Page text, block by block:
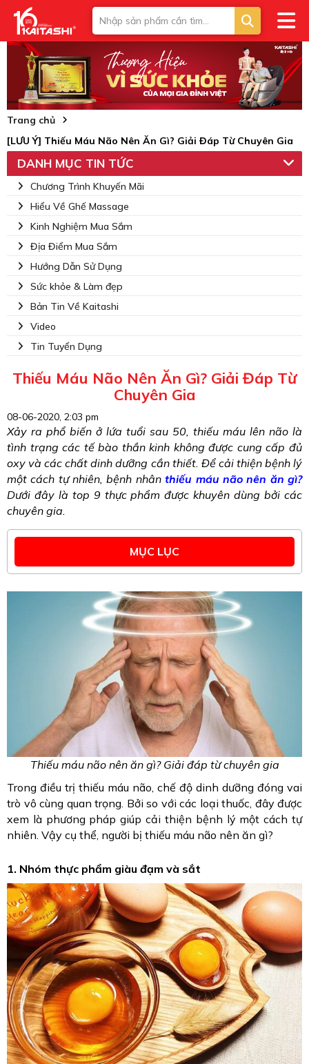
Trang chủ
[LƯU Ý] Thiếu Máu Não Nên Ăn Gì? Giải Đáp Từ Chuyên Gia
DANH MỤC TIN TỨC
Chương Trình Khuyến Mãi
Hiểu Về Ghế Massage
Kinh Nghiệm Mua Sắm
Địa Điểm Mua Sắm
Hướng Dẫn Sử Dụng
Sức khỏe & Làm đẹp
Bản Tin Về Kaitashi
Video
Tin Tuyển Dụng
Thiếu Máu Não Nên Ăn Gì? Giải Đáp Từ
Chuyên Gia
08-06-2020, 2:03 pm
Xảy ra phổ biến ở lứa tuổi sau 50, thiếu máu lên não là
tình trạng các tế bào thần kinh không được cung cấp đủ
oxy và các chất dinh dưỡng cần thiết. Để cải thiện bệnh lý
một cách tự nhiên, bệnh nhân thiếu máu não nên ăn gì?
Dưới đây là top 9 thực phẩm được khuyên dùng bởi các
chuyên gia.
MỤC LỤC
Thiếu máu não nên ăn gì? Giải đáp từ chuyên gia
Trong điều trị thiếu máu não, chế độ dinh dưỡng đóng vai
trò vô cùng quan trọng. Bởi so với các loại thuốc, đây được
xem là phương pháp giúp cải thiện bệnh lý một cách tự
nhiên. Vậy cụ thể, người bị thiếu máu não nên ăn gì?
1. Nhóm thực phẩm giàu đạm và sắt